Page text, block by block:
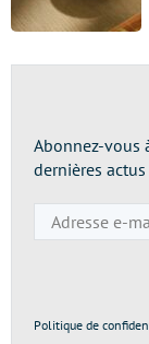
Abonnez-vous
dernières
Politique de